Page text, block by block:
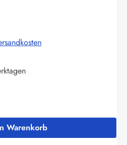
den gewünschten
Warenkorb